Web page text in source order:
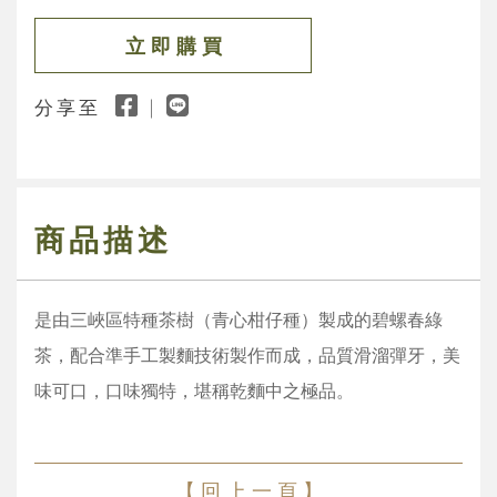
立 即 購 買
分享至
商品描述
是由三峽區特種茶樹（青心柑仔種）製成的碧螺春綠
茶，配合準手工製麵技術製作而成，品質滑溜彈牙，美
味可口，口味獨特，堪稱乾麵中之極品。
【 回 上 一 頁 】